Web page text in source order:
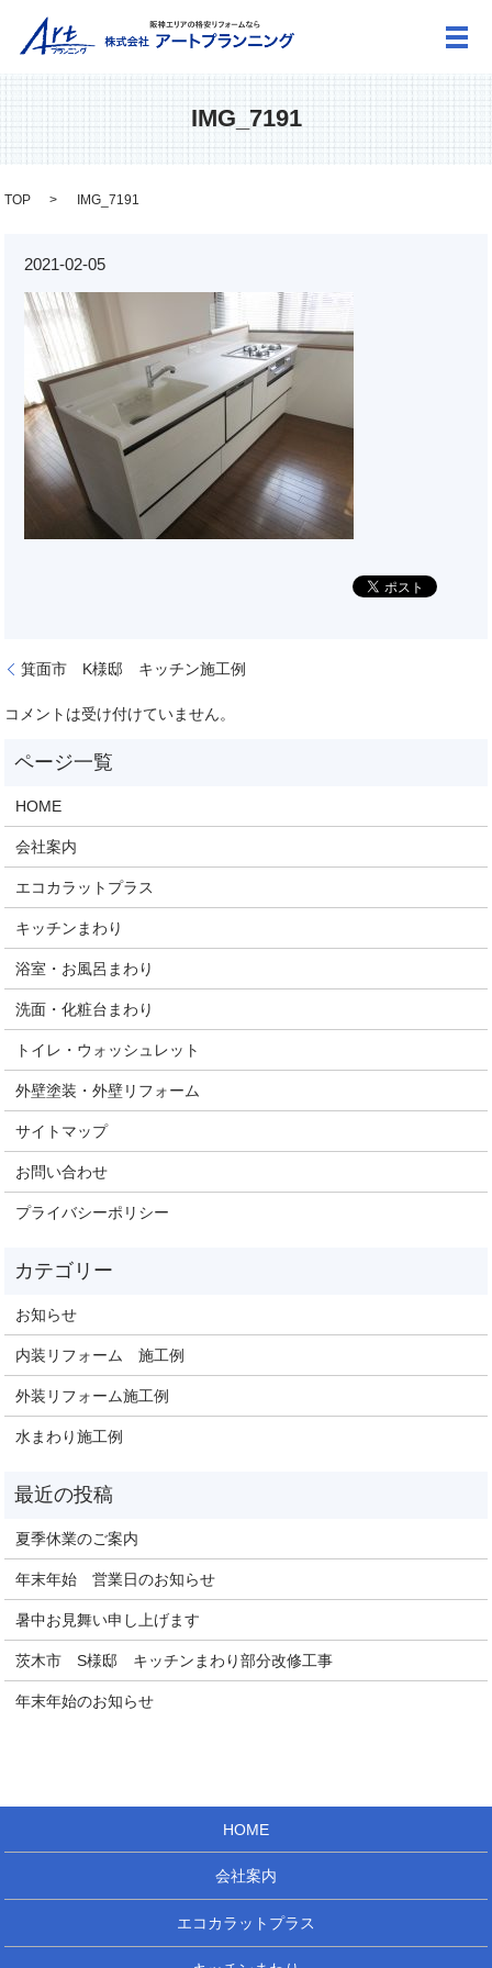
メ
IMG_7191
TOP IMG_7191
2021-02-05
箕面市 K様邸 キッチン施工例
コメントは受け付けていません。
HOME
会社案内
エコカラットプラス
キッチンまわり
浴室・お風呂まわり
洗面・化粧台まわり
トイレ・ウォッシュレット
外壁塗装・外壁リフォーム
サイトマップ
お問い合わせ
プライバシーポリシー
お知らせ
内装リフォーム 施工例
外装リフォーム施工例
水まわり施工例
夏季休業のご案内
年末年始 営業日のお知らせ
暑中お見舞い申し上げます
茨木市 S様邸 キッチンまわり部分改修工事
年末年始のお知らせ
HOME
会社案内
エコカラットプラス